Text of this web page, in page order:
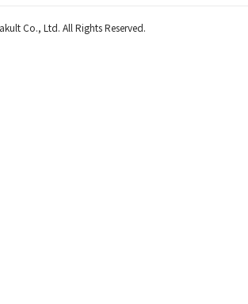
Co., Ltd. All Rights Reserved.